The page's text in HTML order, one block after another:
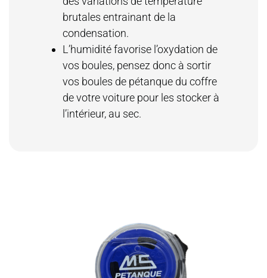
brutales entrainant de la
condensation.
L’humidité favorise l’oxydation de
vos boules, pensez donc à sortir
vos boules de pétanque du coffre
de votre voiture pour les stocker à
l’intérieur, au sec.